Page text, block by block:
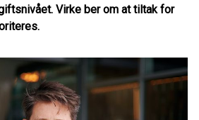
Virke ber om at tiltak for